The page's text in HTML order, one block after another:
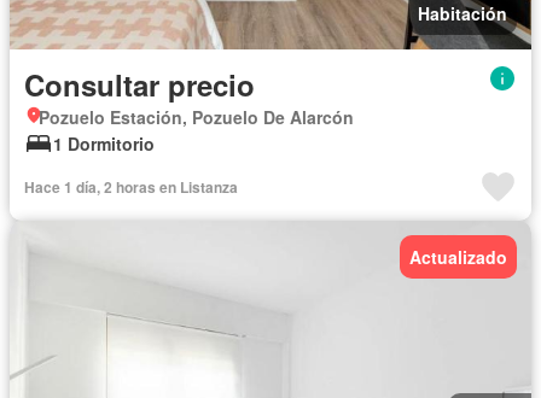
Habitación
Consultar precio
Pozuelo Estación, Pozuelo De Alarcón
1 Dormitorio
Hace 1 día, 2 horas en Listanza
Actualizado